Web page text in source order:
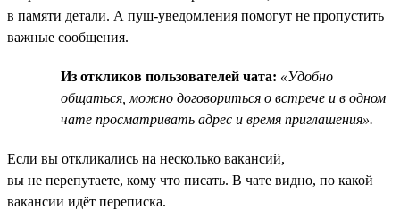
в памяти детали. А пуш-уведомления помогут не пропустить
важные сообщения.
Из откликов пользователей чата: «Удобно
общаться, можно договориться о встрече и в одном
чате просматривать адрес и время приглашения».
Если вы откликались на несколько вакансий,
вы не перепутаете, кому что писать. В чате видно, по какой
вакансии идёт переписка.